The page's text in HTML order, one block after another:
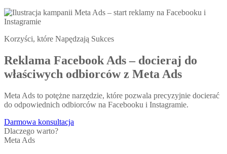
Korzyści, które Napędzają Sukces
Reklama Facebook Ads – docieraj do
właściwych odbiorców z Meta Ads
Meta Ads to potężne narzędzie, które pozwala precyzyjnie docierać
do odpowiednich odbiorców na Facebooku i Instagramie.
Darmowa konsultacja
Dlaczego warto?
Meta Ads